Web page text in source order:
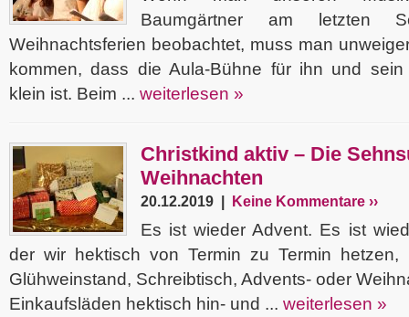
Baumgärtner am letzten
Weihnachtsferien beobachtet, muss man
kommen, dass die Aula-Bühne für ihn und
klein ist. Beim ... weiterlesen »
Christkind aktiv – Die
Weihnachten
20.12.2019 | Keine Kommentare ››
Es ist wieder Advent. Es ist
der wir hektisch von Termin zu Termin
Glühweinstand, Schreibtisch, Advents- oder
Einkaufsläden hektisch hin- und ... weiterlesen »